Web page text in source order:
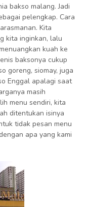
bakso malang. Jadi
pelengkap. Cara
Kita
kita inginkan, lalu
kuah ke
baksonya cukup
goreng, siomay, juga
Enggal apalagi saat
masih
menu sendiri, kita
ditentukan isinya
tidak pesan menu
apa yang kami